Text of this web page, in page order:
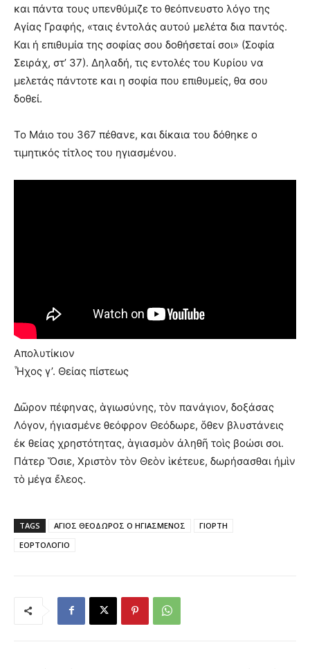
και πάντα τους υπενθύμιζε το θεόπνευστο λόγο της
Αγίας Γραφής, «ταις έντολάς αυτού μελέτα δια παντός.
Και ή επιθυμία της σοφίας σου δοθήσεταί σοι» (Σοφία
Σειράχ, στ’ 37). Δηλαδή, τις εντολές του Κυρίου να
μελετάς πάντοτε και η σοφία που επιθυμείς, θα σου
δοθεί.
Το Μάιο του 367 πέθανε, και δίκαια του δόθηκε ο
τιμητικός τίτλος του ηγιασμένου.
Απολυτίκιον
Ἦχος γ’. Θείας πίστεως
Δῶρον πέφηνας, ἁγιωσύνης, τὸν πανάγιον, δοξάσας
Λόγον, ἠγιασμένε θεόφρον Θεόδωρε, ὅθεν βλυστάνεις
ἐκ θείας χρηστότητας, ἁγιασμὸν ἀληθῆ τοὶς βοώσι σοι.
Πάτερ Ὅσιε, Χριστὸν τὸν Θεὸν ἱκέτευε, δωρήσασθαι ἠμὶν
τὸ μέγα ἔλεος.
TAGS ΑΓΙΟΣ ΘΕΟΔΩΡΟΣ Ο ΗΓΙΑΣΜΕΝΟΣ
ΓΙΟΡΤΗ
ΕΟΡΤΟΛΟΓΙΟ